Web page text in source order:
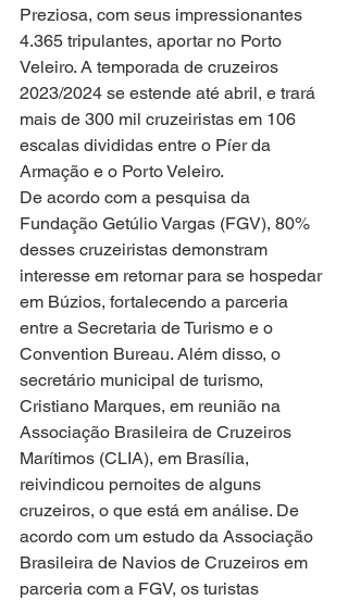
Preziosa, com seus impressionantes
4.365 tripulantes, aportar no Porto
Veleiro. A temporada de cruzeiros
2023/2024 se estende até abril, e trará
mais de 300 mil cruzeiristas em 106
escalas divididas entre o Píer da
Armação e o Porto Veleiro.
De acordo com a pesquisa da
Fundação Getúlio Vargas (FGV), 80%
desses cruzeiristas demonstram
interesse em retornar para se hospedar
em Búzios, fortalecendo a parceria
entre a Secretaria de Turismo e o
Convention Bureau. Além disso, o
secretário municipal de turismo,
Cristiano Marques, em reunião na
Associação Brasileira de Cruzeiros
Marítimos (CLIA), em Brasília,
reivindicou pernoites de alguns
cruzeiros, o que está em análise. De
acordo com um estudo da Associação
Brasileira de Navios de Cruzeiros em
parceria com a FGV, os turistas